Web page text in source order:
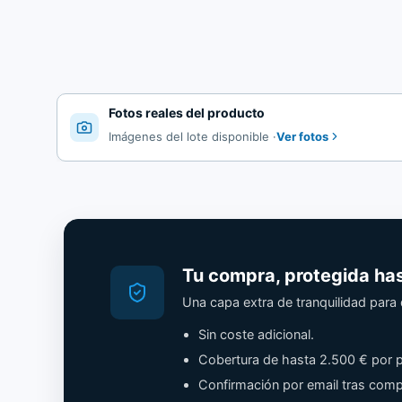
Fotos reales del producto
Imágenes del lote disponible ·Ver fotos
Tu compra, protegida
Una capa extra de tranquilidad
Sin coste adicional.
Cobertura de hasta 2.500 € por
Confirmación por email tras